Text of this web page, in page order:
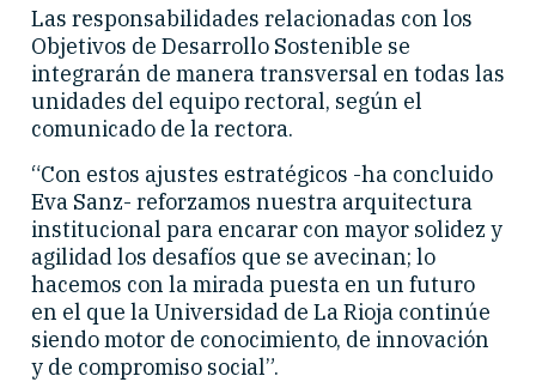
Las responsabilidades relacionadas con los
Objetivos de Desarrollo Sostenible se
integrarán de manera transversal en todas las
unidades del equipo rectoral, según el
comunicado de la rectora.
“Con estos ajustes estratégicos -ha concluido
Eva Sanz- reforzamos nuestra arquitectura
institucional para encarar con mayor solidez y
agilidad los desafíos que se avecinan; lo
hacemos con la mirada puesta en un futuro
en el que la Universidad de La Rioja continúe
siendo motor de conocimiento, de innovación
y de compromiso social”.